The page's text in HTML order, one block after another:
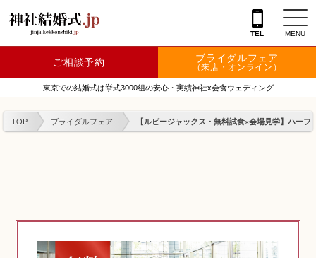
TEL MENU
神社を探す
会場を探す
衣裳
特典
フォトプラン
ご相談予約 ブライダルフェア
（来店・オンライン）
東京での結婚式は挙式3000組の安心・実績神社x会食ウェディング
TOP ブライダルフェア 【ルビージャックス・無料試食×会場見学】ハー